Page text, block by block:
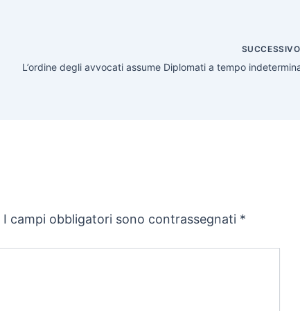
L’ordine degli avvocati assume Diplomati a tempo
I campi obbligatori sono contrassegnati *